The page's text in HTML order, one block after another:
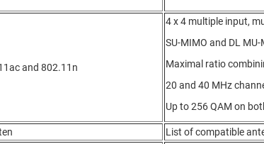
and 802.11n
4 x 4 multiple input,
SU-MIMO and DL
Maximal ratio
20 and 40 MHz
Up to 256 QAM on
List of compatible